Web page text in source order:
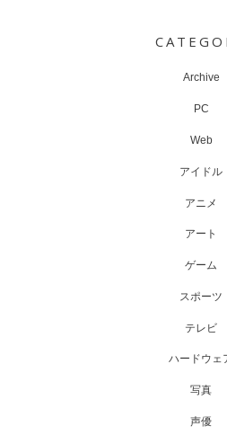
Archive
PC
Web
アイドル
アニメ
アート
ゲーム
スポーツ
テレビ
ハードウェ
写真
声優